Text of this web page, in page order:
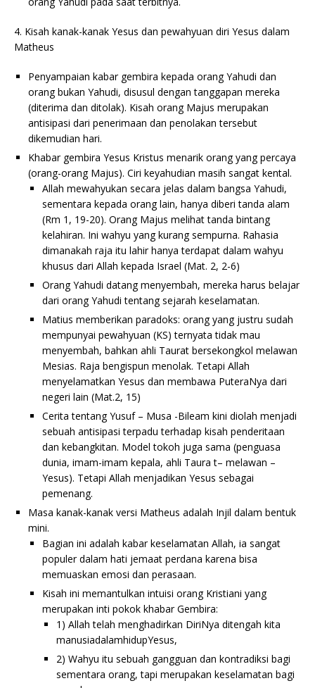
4. Kisah kanak-kanak Yesus dan pewahyuan diri Yesus dalam
Matheus
Penyampaian kabar gembira kepada orang Yahudi dan
orang bukan Yahudi, disusul dengan tanggapan mereka
(diterima dan ditolak). Kisah orang Majus merupakan
antisipasi dari penerimaan dan penolakan tersebut
dikemudian hari.
Khabar gembira Yesus Kristus menarik orang yang percaya
(orang-orang Majus). Ciri keyahudian masih sangat kental.
Allah mewahyukan secara jelas dalam bangsa Yahudi,
sementara kepada orang lain, hanya diberi tanda alam
(Rm 1, 19-20). Orang Majus melihat tanda bintang
kelahiran. Ini wahyu yang kurang sempurna. Rahasia
dimanakah raja itu lahir hanya terdapat dalam wahyu
khusus dari Allah kepada Israel (Mat. 2, 2-6)
Orang Yahudi datang menyembah, mereka harus belajar
dari orang Yahudi tentang sejarah keselamatan.
Matius memberikan paradoks: orang yang justru sudah
mempunyai pewahyuan (KS) ternyata tidak mau
menyembah, bahkan ahli Taurat bersekongkol melawan
Mesias. Raja bengispun menolak. Tetapi Allah
menyelamatkan Yesus dan membawa PuteraNya dari
negeri lain (Mat.2, 15)
Cerita tentang Yusuf – Musa -Bileam kini diolah menjadi
sebuah antisipasi terpadu terhadap kisah penderitaan
dan kebangkitan. Model tokoh juga sama (penguasa
dunia, imam-imam kepala, ahli Taura t– melawan –
Yesus). Tetapi Allah menjadikan Yesus sebagai
pemenang.
Masa kanak-kanak versi Matheus adalah Injil dalam bentuk
mini.
Bagian ini adalah kabar keselamatan Allah, ia sangat
populer dalam hati jemaat perdana karena bisa
memuaskan emosi dan perasaan.
Kisah ini memantulkan intuisi orang Kristiani yang
merupakan inti pokok khabar Gembira:
1) Allah telah menghadirkan DiriNya ditengah kita
manusiadalamhidupYesus,
2) Wahyu itu sebuah gangguan dan kontradiksi bagi
sementara orang, tapi merupakan keselamatan bagi